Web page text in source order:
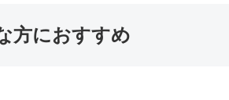
方におすすめ